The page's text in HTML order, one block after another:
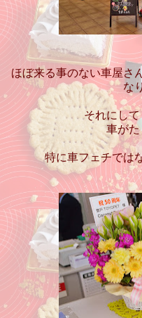
ほぼ来る事のない車屋さ
な
それにし
車が
特に車フェチでは